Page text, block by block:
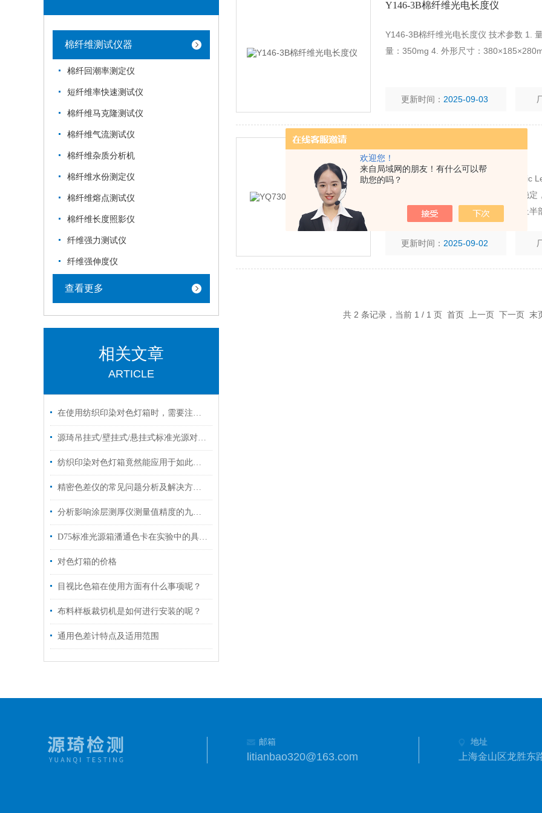
欢迎您！
来自局域网的朋友！有什么可以帮
助您的吗？
棉纤维测试仪器
棉纤回潮率测定仪
短纤维率快速测试仪
棉纤维马克隆测试仪
棉纤维气流测试仪
棉纤维杂质分析机
棉纤维水份测定仪
棉纤维熔点测试仪
棉纤维长度照影仪
纤维强力测试仪
纤维强伸度仪
查看更多
相关文章
ARTICLE
在使用纺织印染对色灯箱时，需要注意以下几个事项
源琦吊挂式/壁挂式/悬挂式标准光源对色灯箱 D65/D50/TL84
纺织印染对色灯箱竟然能应用于如此之多的范围
精密色差仪的常见问题分析及解决方法参考
分析影响涂层测厚仪测量值精度的九个因素
D75标准光源箱潘通色卡在实验中的具体应用
对色灯箱的价格
目视比色箱在使用方面有什么事项呢？
布料样板裁切机是如何进行安装的呢？
通用色差计特点及适用范围
Y146-3B棉纤维光电长度仪
Y146-3B棉纤维光电长度仪 技术参数 1.
量：350mg 4. 外形尺寸：
更新时间： 2025-09-03
YQ730棉纤维长度照影仪
YQ730棉纤维长度照影仪Phote-electric
然。数据经计算机处理使测得的结果稳
快速、准确的监测棉纤维平均长度，上
更新时间： 2025-09-02
共 2 条记录，当前 1 / 1 页 首页 上一页 下一页 末
邮箱
litianbao320@163.com
地址
上海金山区龙胜东